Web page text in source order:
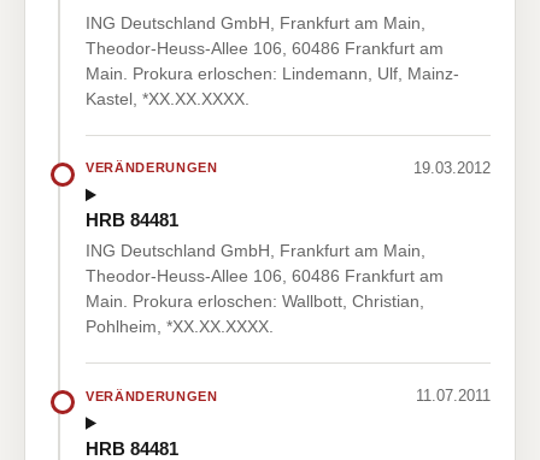
ING Deutschland GmbH, Frankfurt am Main,
Theodor-Heuss-Allee 106, 60486 Frankfurt am
Main. Prokura erloschen: Lindemann, Ulf, Mainz-
Kastel, *XX.XX.XXXX.
VERÄNDERUNGEN 19.03.2012
HRB 84481
ING Deutschland GmbH, Frankfurt am Main,
Theodor-Heuss-Allee 106, 60486 Frankfurt am
Main. Prokura erloschen: Wallbott, Christian,
Pohlheim, *XX.XX.XXXX.
VERÄNDERUNGEN 11.07.2011
HRB 84481